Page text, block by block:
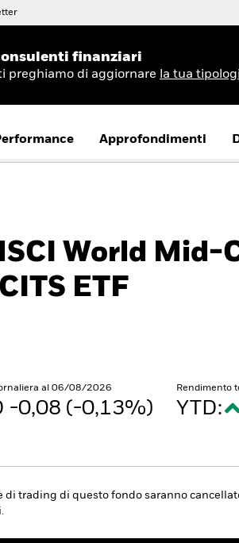
finanziari
preghiamo di aggiornare la tua
Approfondimenti
World Mid-
ETF
al 06/08/2026
-0,08 (-0,13%)
Rendimento
YTD:
di trading di questo fondo saranno